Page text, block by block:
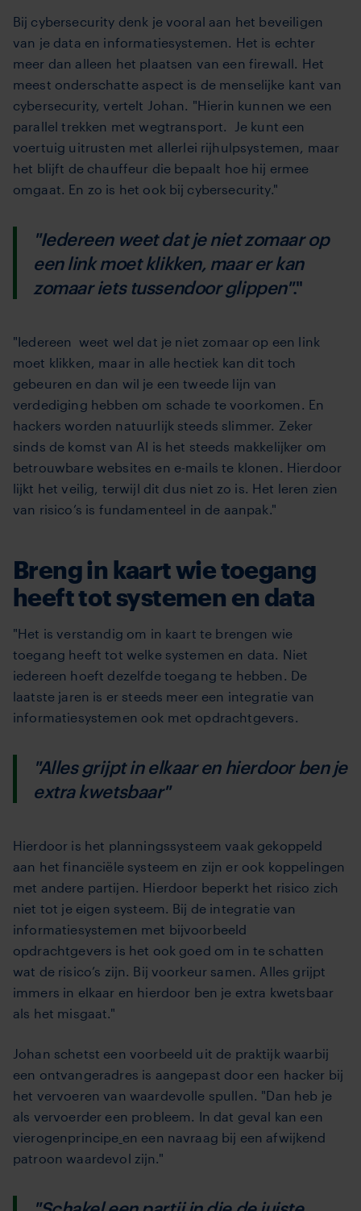
Bij cybersecurity denk je vooral aan het beveiligen
van je data en informatiesystemen. Het is echter
meer dan alleen het plaatsen van een firewall. Het
meest onderschatte aspect is de menselijke kant van
cybersecurity, vertelt Johan. "Hierin kunnen we een
parallel trekken met wegtransport. Je kunt een
voertuig uitrusten met allerlei rijhulpsystemen, maar
het blijft de chauffeur die bepaalt hoe hij ermee
omgaat. En zo is het ook bij cybersecurity."
"Iedereen weet dat je niet zomaar op
een link moet klikken, maar er kan
zomaar iets tussendoor glippen"."
"Iedereen weet wel dat je niet zomaar op een link
moet klikken, maar in alle hectiek kan dit toch
gebeuren en dan wil je een tweede lijn van
verdediging hebben om schade te voorkomen. En
hackers worden natuurlijk steeds slimmer. Zeker
sinds de komst van AI is het steeds makkelijker om
betrouwbare websites en e-mails te klonen. Hierdoor
lijkt het veilig, terwijl dit dus niet zo is. Het leren zien
van risico’s is fundamenteel in de aanpak."
Breng in kaart wie toegang
heeft tot systemen en data
"Het is verstandig om in kaart te brengen wie
toegang heeft tot welke systemen en data. Niet
iedereen hoeft dezelfde toegang te hebben. De
laatste jaren is er steeds meer een integratie van
informatiesystemen ook met opdrachtgevers.
"Alles grijpt in elkaar en hierdoor ben je
extra kwetsbaar"
Hierdoor is het planningssysteem vaak gekoppeld
aan het financiële systeem en zijn er ook koppelingen
met andere partijen. Hierdoor beperkt het risico zich
niet tot je eigen systeem. Bij de integratie van
informatiesystemen met bijvoorbeeld
opdrachtgevers is het ook goed om in te schatten
wat de risico’s zijn. Bij voorkeur samen. Alles grijpt
immers in elkaar en hierdoor ben je extra kwetsbaar
als het misgaat."
Johan schetst een voorbeeld uit de praktijk waarbij
een ontvangeradres is aangepast door een hacker bij
het vervoeren van waardevolle spullen. "Dan heb je
als vervoerder een probleem. In dat geval kan een
vierogenprincipe en een navraag bij een afwijkend
patroonwaardevol zijn."